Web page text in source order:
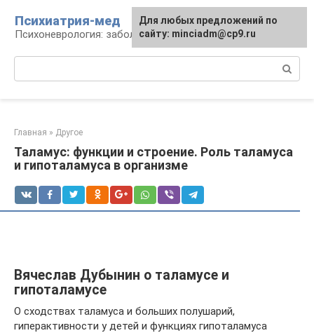
контенту
Психиатрия-мед
Психоневрология: заболевания и терапия
Главная » Другое
Таламус: функции и строение. Роль таламуса
и гипоталамуса в организме
Вячеслав Дубынин о таламусе и
гипоталамусе
О сходствах таламуса и больших полушарий,
гиперактивности у детей и функциях гипоталамуса
Для любых предложений по
сайту: minciadm@cp9.ru